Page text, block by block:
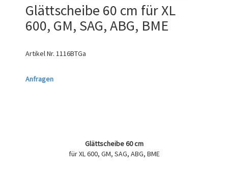
Glättscheibe 60 cm für XL
600, GM, SAG, ABG, BME
Artikel Nr. 1116BTGa
Anfragen
Glättscheibe 60 cm
für XL 600, GM, SAG, ABG, BME